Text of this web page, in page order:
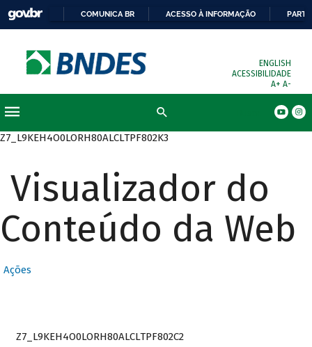
COMUNICA BR ACESSO À INFORMAÇÃO
ENGLISH
ACESSIBILIDADE
A+ A-
Z7_L9KEH4O0LORH80ALCLTPF802K3
Visualizador do
Conteúdo da Web
Ações
Z7_L9KEH4O0LORH80ALCLTPF802C2